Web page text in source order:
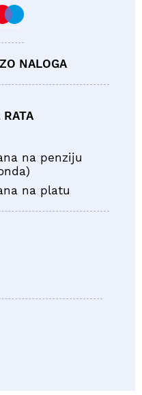
NALOGA
RATA
na penziju
na platu